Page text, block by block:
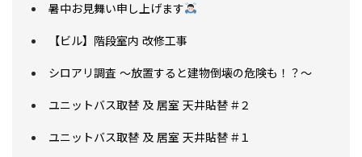
暑中お見舞い申し上げます
【ビル】階段室内 改修工事
シロアリ調査 ～放置すると建物倒壊の危険も！？～
ユニットバス取替 及 居室 天井貼替 #２
ユニットバス取替 及 居室 天井貼替 #１